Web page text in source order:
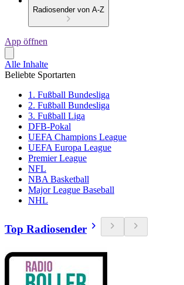
Radiosender von A-Z
App öffnen
Alle Inhalte
Beliebte Sportarten
1. Fußball Bundesliga
2. Fußball Bundesliga
3. Fußball Liga
DFB-Pokal
UEFA Champions League
UEFA Europa League
Premier League
NFL
NBA Basketball
Major League Baseball
NHL
Top Radiosender